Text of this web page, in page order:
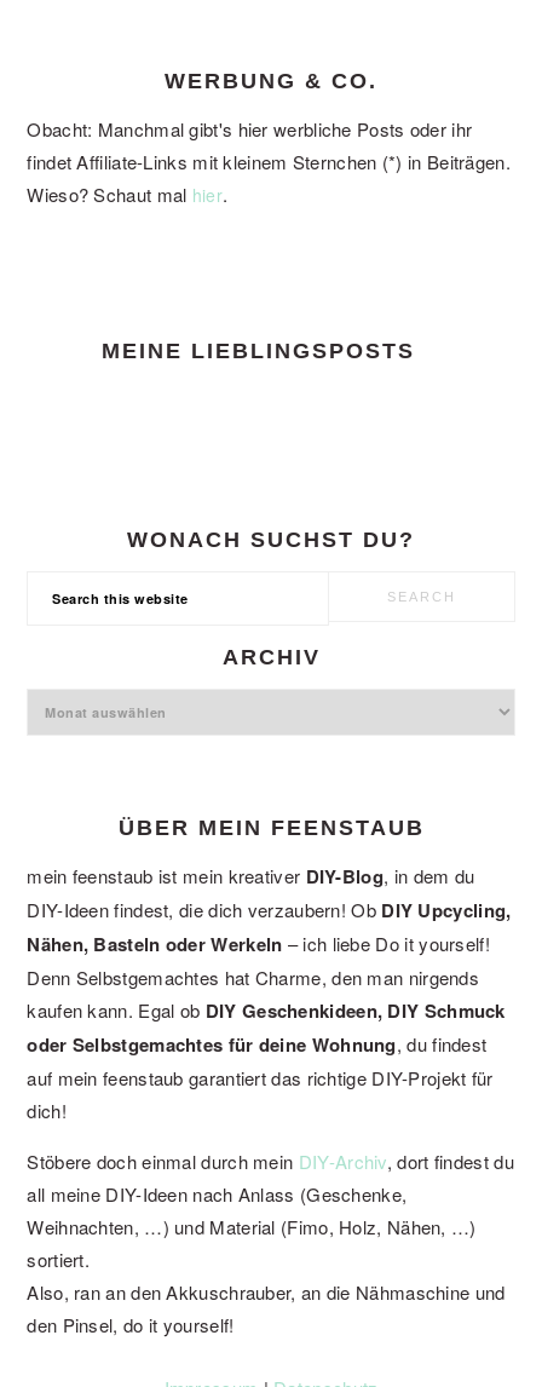
WERBUNG & CO.
Obacht: Manchmal gibt's hier werbliche Posts oder ihr
findet Affiliate-Links mit kleinem Sternchen (*) in Beiträgen.
Wieso? Schaut mal hier.
MEINE LIEBLINGSPOSTS
WONACH SUCHST DU?
ARCHIV
Archiv
ÜBER MEIN FEENSTAUB
mein feenstaub ist mein kreativer DIY-Blog, in dem du
DIY-Ideen findest, die dich verzaubern! Ob DIY Upcycling,
Nähen, Basteln oder Werkeln – ich liebe Do it yourself!
Denn Selbstgemachtes hat Charme, den man nirgends
kaufen kann. Egal ob DIY Geschenkideen, DIY Schmuck
oder Selbstgemachtes für deine Wohnung, du findest
auf mein feenstaub garantiert das richtige DIY-Projekt für
dich!
Stöbere doch einmal durch mein DIY-Archiv, dort findest du
all meine DIY-Ideen nach Anlass (Geschenke,
Weihnachten, …) und Material (Fimo, Holz, Nähen, …)
sortiert.
Also, ran an den Akkuschrauber, an die Nähmaschine und
den Pinsel, do it yourself!